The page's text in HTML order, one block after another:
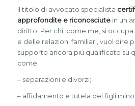
Il titolo di avvocato specialista
approfondite e riconosciutein un
diritto. Per chi, come me, si
e delle relazioni familiari, vuol dire
supporto ancora più qualificato su
come:
– separazioni e divorzi;
– affidamento e tutela dei figli